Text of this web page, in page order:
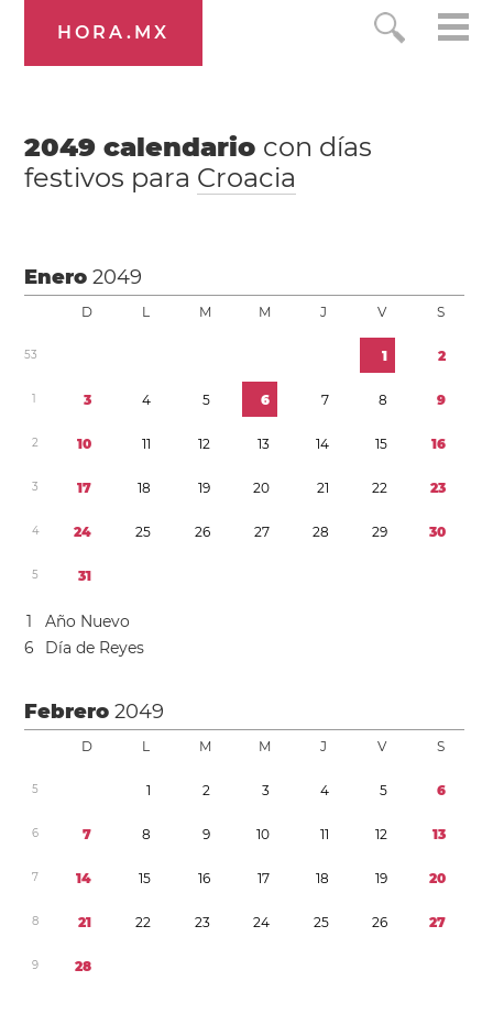
HORA.MX
2049 calendario con días
festivos para Croacia
Enero2049
D L M M J V S
53 1 2
1 3 4 5 6 7 8 9
2 10 11 12 13 14 15 16
3 17 18 19 20 21 22 23
4 24 25 26 27 28 29 30
5 31
1
Año Nuevo
6
Día de Reyes
Febrero2049
D L M M J V S
5 1 2 3 4 5 6
6 7 8 9 10 11 12 13
7 14 15 16 17 18 19 20
8 21 22 23 24 25 26 27
9 28